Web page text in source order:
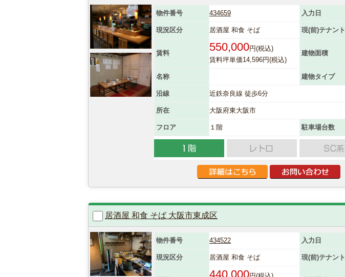
物件番号 434659 入力日
現況区分 居酒屋 和食 そば 現(前)テナント
賃料 550,000円(税込)
賃料坪単価14,596円(税込)
建物面積
名称 建物タイプ
沿線 近鉄奈良線 徒歩6分
所在 大阪府東大阪市
フロア １階 駐車場台数
居酒屋 和食 そば 大阪市東成区
物件番号 434522 入力日
現況区分 居酒屋 和食 そば 現(前)テナント
440,000